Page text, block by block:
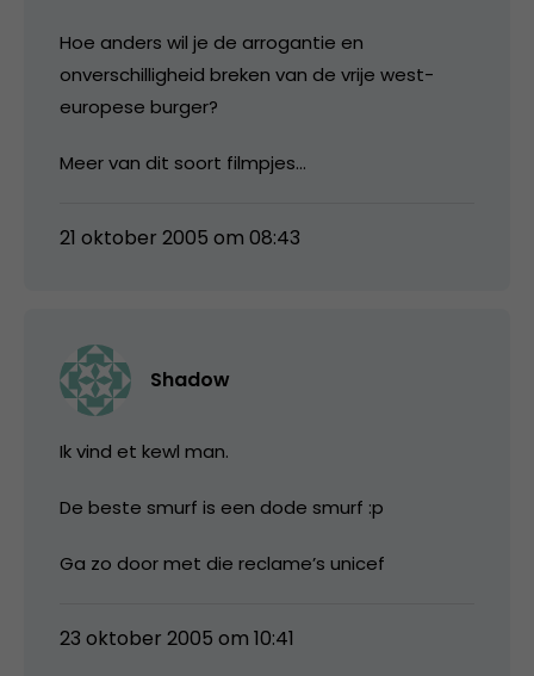
Hoe anders wil je de arrogantie en
onverschilligheid breken van de vrije west-
europese burger?
Meer van dit soort filmpjes…
21 oktober 2005 om 08:43
Shadow
Ik vind et kewl man.
De beste smurf is een dode smurf :p
Ga zo door met die reclame’s unicef
23 oktober 2005 om 10:41